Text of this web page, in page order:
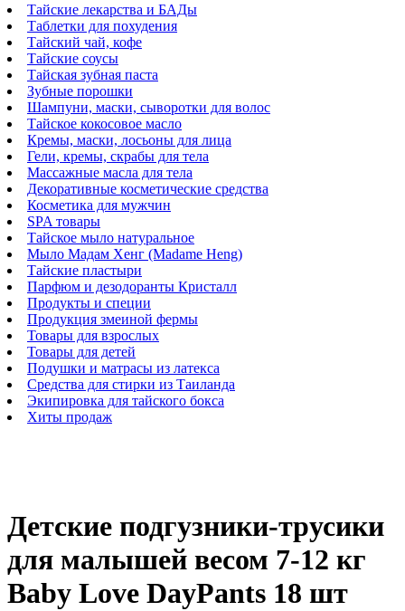
Тайские лекарства и БАДы
Таблетки для похудения
Тайский чай, кофе
Тайские соусы
Тайская зубная паста
Зубные порошки
Шампуни, маски, сыворотки для волос
Тайское кокосовое масло
Кремы, маски, лосьоны для лица
Гели, кремы, скрабы для тела
Массажные масла для тела
Декоративные косметические средства
Косметика для мужчин
SPA товары
Тайское мыло натуральное
Мыло Мадам Хенг (Madame Heng)
Тайские пластыри
Парфюм и дезодоранты Кристалл
Продукты и специи
Продукция змеиной фермы
Товары для взрослых
Товары для детей
Подушки и матрасы из латекса
Средства для стирки из Таиланда
Экипировка для тайского бокса
Хиты продаж
Детские подгузники-трусики
для малышей весом 7-12 кг
Baby Love DayPants 18 шт